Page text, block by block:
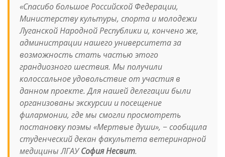
«Спасибо большое Российской Федерации,
Министерству культуры, спорта и молодежи
Луганской Народной Республики и, кончено же,
администрации нашего университета за
возможность стать частью этого
грандиозного шествия. Мы получили
колоссальное удовольствие от участия в
данном проекте. Для нашей делегации были
организованы экскурсии и посещение
филармонии, где мы смогли просмотреть
постановку поэмы «Мертвые души», − сообщила
студенческий декан факультета ветеринарной
медицины ЛГАУСофия Несвит.